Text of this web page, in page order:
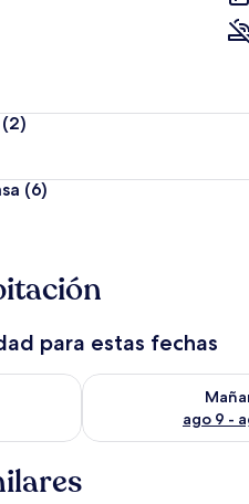
(2)
(6)
para estas fechas
hoy ago 8 - ago 9
ago 9 -
Consulta la